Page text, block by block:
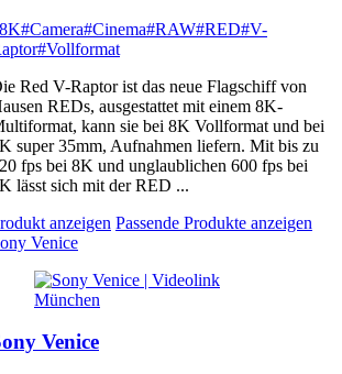
#Camera#Cinema#RAW#RED#V-
#Vollformat
Red V-Raptor ist das neue Flagschiff von
REDs, ausgestattet mit einem 8K-
kann sie bei 8K Vollformat und bei
super 35mm, Aufnahmen liefern. Mit bis zu
fps bei 8K und unglaublichen 600 fps bei
lässt sich mit der RED ...
anzeigen Passende Produkte anzeigen
Venice
Venice